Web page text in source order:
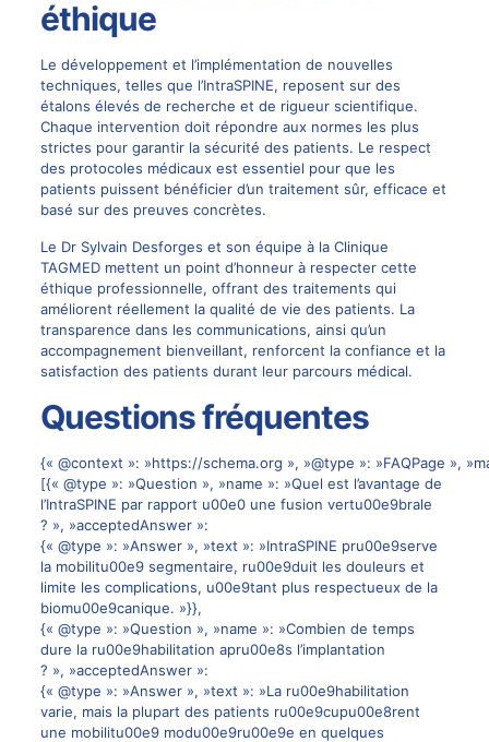
éthique
Le développement et l’implémentation de nouvelles
techniques, telles que l’IntraSPINE, reposent sur des
étalons élevés de recherche et de rigueur scientifique.
Chaque intervention doit répondre aux normes les plus
strictes pour garantir la sécurité des patients. Le respect
des protocoles médicaux est essentiel pour que les
patients puissent bénéficier d’un traitement sûr, efficace et
basé sur des preuves concrètes.
Le Dr Sylvain Desforges et son équipe à la Clinique
TAGMED mettent un point d’honneur à respecter cette
éthique professionnelle, offrant des traitements qui
améliorent réellement la qualité de vie des patients. La
transparence dans les communications, ainsi qu’un
accompagnement bienveillant, renforcent la confiance et la
satisfaction des patients durant leur parcours médical.
Questions fréquentes
{« @context »: »https://schema.org », »@type »: »FAQPage »,
[{« @type »: »Question », »name »: »Quel est l’avantage de
l’IntraSPINE par rapport u00e0 une fusion vertu00e9brale
? », »acceptedAnswer »:
{« @type »: »Answer », »text »: »IntraSPINE pru00e9serve
la mobilitu00e9 segmentaire, ru00e9duit les douleurs et
limite les complications, u00e9tant plus respectueux de la
biomu00e9canique. »}},
{« @type »: »Question », »name »: »Combien de temps
dure la ru00e9habilitation apru00e8s l’implantation
? », »acceptedAnswer »:
{« @type »: »Answer », »text »: »La ru00e9habilitation
varie, mais la plupart des patients ru00e9cupu00e8rent
une mobilitu00e9 modu00e9ru00e9e en quelques